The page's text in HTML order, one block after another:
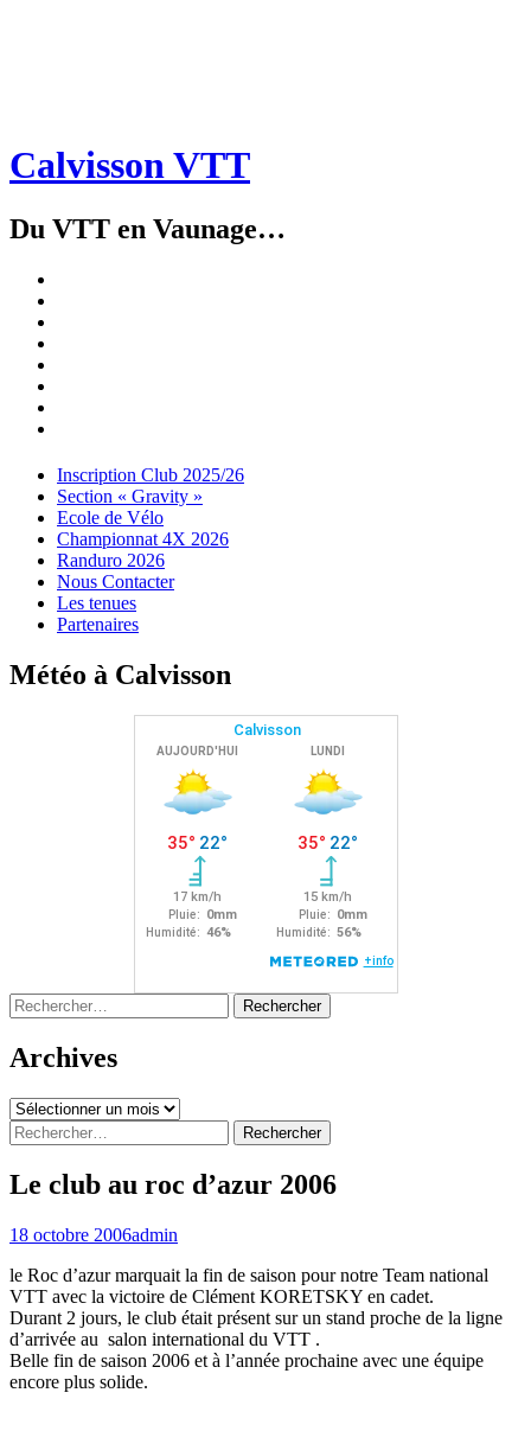
Calvisson VTT
Du VTT en Vaunage…
Menu
Widgets
Recherche
Aller
contenu
Inscription Club 2025/26
Section « Gravity »
Ecole de Vélo
Championnat 4X 2026
Randuro 2026
Nous Contacter
Les tenues
Partenaires
Météo à Calvisson
Rechercher :
Archives
Archives
Rechercher :
Le club au roc d’azur 2006
18 octobre 2006admin
le Roc d’azur marquait la fin de saison pour notre Team national
VTT avec la victoire de Clément KORETSKY en cadet.
Durant 2 jours, le club était présent sur un stand proche de la ligne
d’arrivée au salon international du VTT .
Belle fin de saison 2006 et à l’année prochaine avec une équipe
encore plus solide.